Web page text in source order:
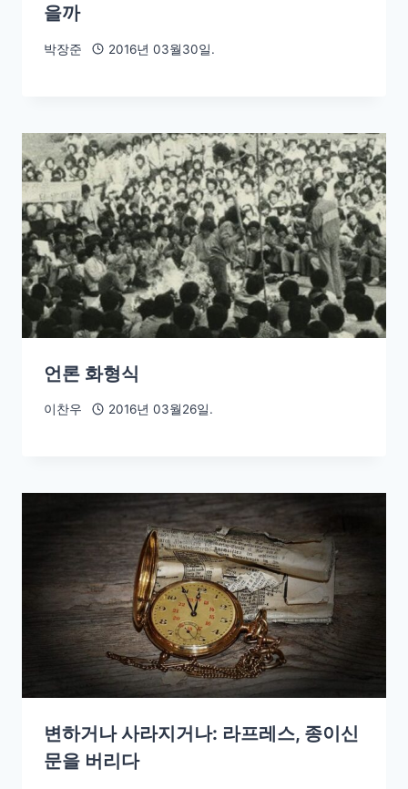
을까
박장준 2016년 03월30일.
언론 화형식
이찬우 2016년 03월26일.
변하거나 사라지거나: 라프레스, 종이신
문을 버리다